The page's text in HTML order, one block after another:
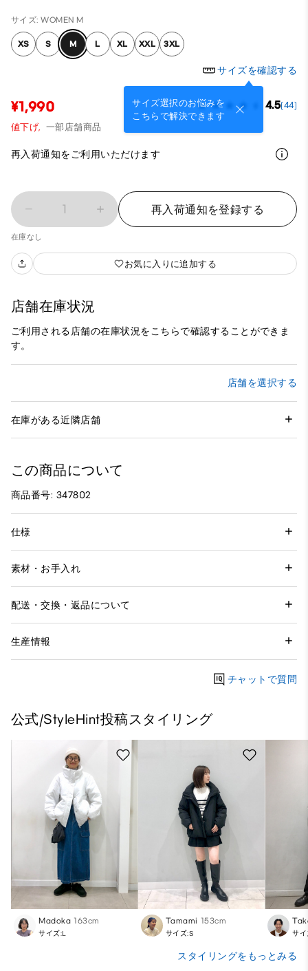
サイズ: WOMEN M
XS S M L XL XXL 3XL
サイズを確認する
サイズ選択のお悩みを
こちらで解決できます
¥1,990 4.5(44)
値下げ, 一部店舗商品
再入荷通知をご利用いただけます
1 再入荷通知を登録する
在庫なし
お気に入りに追加する
店舗在庫状況
ご利用される店舗の在庫状況をこちらで確認することができま
す。
店舗を選択する
在庫がある近隣店舗
この商品について
商品番号: 347802
仕様
素材・お手入れ
配送・交換・返品について
生産情報
チャットで質問
公式/StyleHint投稿スタイリング
Madoka 163cm
サイズ:L
Tamami 153cm
サイズ:S サ
スタイリングをもっとみる